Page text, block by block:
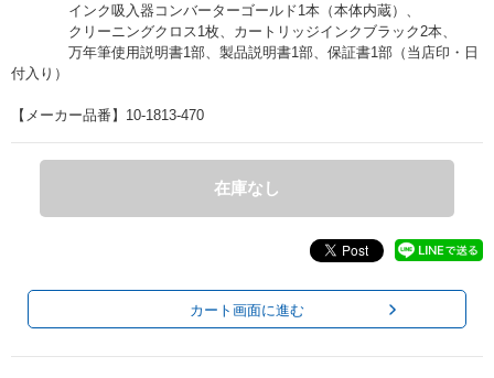
インク吸入器コンバーターゴールド1本（本体内蔵）、
クリーニングクロス1枚、カートリッジインクブラック2本、
万年筆使用説明書1部、製品説明書1部、保証書1部（当店印・日
付入り）
【メーカー品番】10-1813-470
在庫なし
カート画面に進む